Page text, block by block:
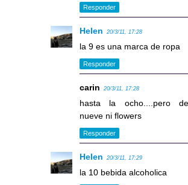
Responder
Helen 20/3/11, 17:28
la 9 es una marca de ropa
Responder
carin 20/3/11, 17:28
hasta la ocho....pero
nueve ni flowers
Responder
Helen 20/3/11, 17:29
la 10 bebida alcoholica